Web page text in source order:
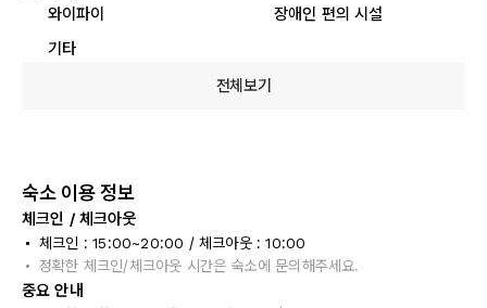
와이파이
장애인 편의 시설
기타
전체보기
숙소 이용 정보
체크인 / 체크아웃
체크인 : 15:00~20:00 / 체크아웃 : 10:00
정확한 체크인/체크아웃 시간은 숙소에 문의해주세요.
중요 안내